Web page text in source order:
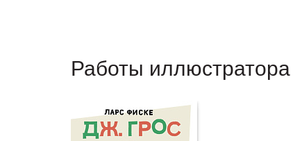
Работы иллюстратора